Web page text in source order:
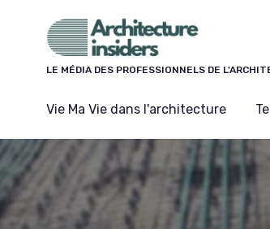
LE MÉDIA DES PROFESSIONNELS DE
Vie Ma Vie dans l'architecture